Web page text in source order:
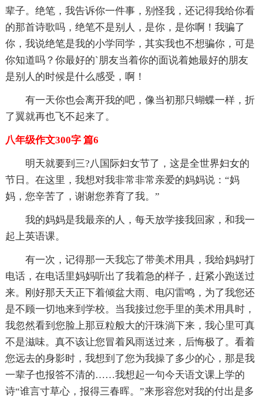
辈子。绝笔，我告诉你一件事，别怪我，还记得我给你看
的那首诗歌吗，绝笔不是别人，是你，是你啊！我骗了
你，我说绝笔是我的小学同学，其实我也不想骗你，可是
你知道吗？你最好的`朋友当着你的面说着她最好的朋友
是别人的时候是什么感受，啊！
有一天你也会离开我的吧，像当初那只蝴蝶一样，折
了翼就再也飞不起来了。
八年级作文300字 篇6
明天就要到三?八国际妇女节了，这是全世界妇女的
节日。在这里，我想对我非常非常亲爱的妈妈说：“妈
妈，您辛苦了，谢谢您养育了我。”
我的妈妈是我最亲的人，每天放学接我回家，和我一
起上英语课。
有一次，记得那一天我忘了带美术用具，我给妈妈打
电话，在电话里妈妈听出了我着急的样子，赶紧小跑送过
来。刚好那天天正下着倾盆大雨、电闪雷鸣，为了我您还
是不顾一切地来到学校。当我接过您手里的美术用具时，
我忽然看到您脸上那豆粒般大的汗珠淌下来，我心里可真
不是滋味。真不该让您冒着风雨送过来，后悔极了。看着
您远去的身影时，我想到了您为我操了多少的心，那是我
一辈子也报答不清的……我想起一句今天语文课上学的
诗“谁言寸草心，报得三春晖。”来形容您对我的付出是多